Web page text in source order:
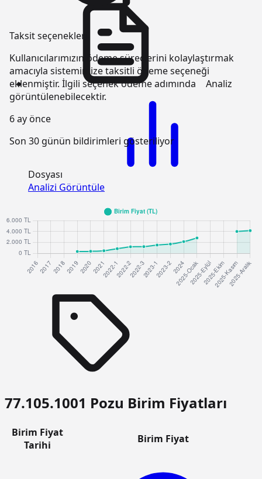
Taksit seçenekleri
Kullanıcılarımızın ödeme süreçlerini kolaylaştırmak
amacıyla sistemimize taksitli ödeme seçeneği
eklenmiştir. İlgili seçenek ödeme adımında
görüntülenebilecektir.
6 ay önce
Son 30 günün bildirimleri gösteriliyor
Analiz
Dosyası
Analizi Görüntüle
77.105.1001 Pozu Birim Fiyatları
Birim Fiyat
Tarihi
Birim Fiyat